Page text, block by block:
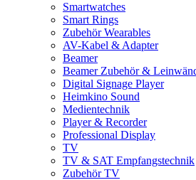
Smartwatches
Smart Rings
Zubehör Wearables
AV-Kabel & Adapter
Beamer
Beamer Zubehör &
Digital Signage Player
Heimkino Sound
Medientechnik
Player & Recorder
Professional Display
TV
TV & SAT Empfangstechnik
Zubehör TV